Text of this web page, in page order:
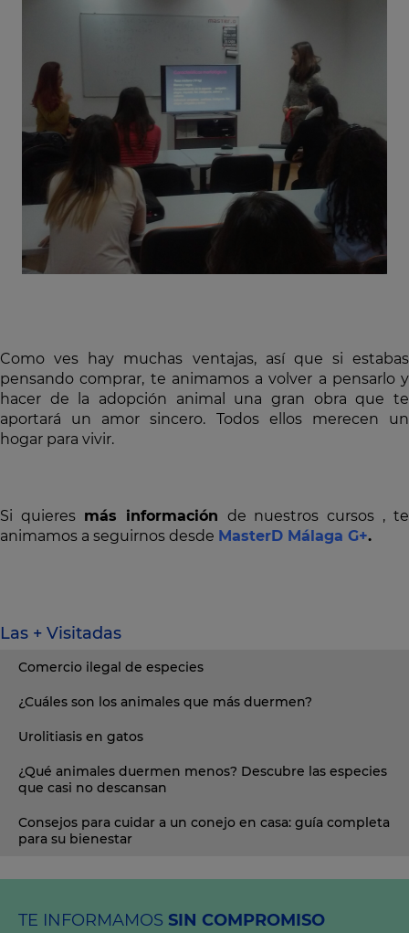
Como ves hay muchas ventajas, así que si estabas
pensando comprar, te animamos a volver a pensarlo y
hacer de la adopción animal una gran obra que te
aportará un amor sincero. Todos ellos merecen un
hogar para vivir.
Si quieres más información de nuestros cursos , te
animamos a seguirnos desde MasterD Málaga G+.
Las + Visitadas
Comercio ilegal de especies
¿Cuáles son los animales que más duermen?
Urolitiasis en gatos
¿Qué animales duermen menos? Descubre las especies
que casi no descansan
Consejos para cuidar a un conejo en casa: guía completa
para su bienestar
TE INFORMAMOS SIN COMPROMISO